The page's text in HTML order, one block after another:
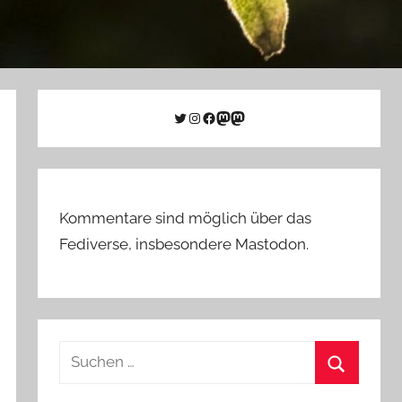
Twitter
Instagram
Facebook
Link zu Mastodon
Mastodon
Kommentare sind möglich über das
Fediverse, insbesondere Mastodon.
Suchen